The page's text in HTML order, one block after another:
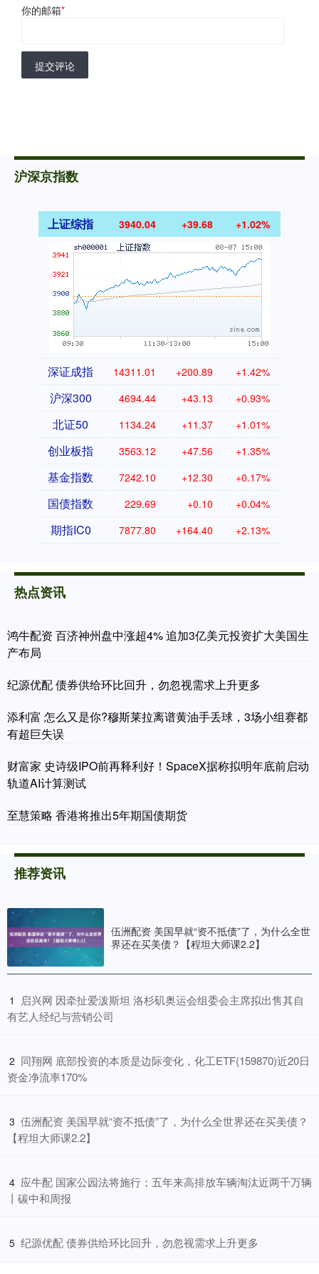
你的邮箱*
提交评论
沪深京指数
上证综指 3940.04 +39.68 +1.02%
深证成指 14311.01 +200.89 +1.42%
沪深300 4694.44 +43.13 +0.93%
北证50 1134.24 +11.37 +1.01%
创业板指 3563.12 +47.56 +1.35%
基金指数 7242.10 +12.30 +0.17%
国债指数 229.69 +0.10 +0.04%
期指IC0 7877.80 +164.40 +2.13%
热点资讯
鸿牛配资 百济神州盘中涨超4% 追加3亿美元投资扩大美国生
产布局
纪源优配 债券供给环比回升，勿忽视需求上升更多
添利富 怎么又是你?穆斯莱拉离谱黄油手丢球，3场小组赛都
有超巨失误
财富家 史诗级IPO前再释利好！SpaceX据称拟明年底前启动
轨道AI计算测试
至慧策略 香港将推出5年期国债期货
推荐资讯
伍洲配资 美国早就“资不抵债”了，为什么全世
界还在买美债？【程坦大师课2.2】
1
​启兴网 因牵扯爱泼斯坦 洛杉矶奥运会组委会主席拟出售其自
有艺人经纪与营销公司
2 ​同翔网 底部投资的本质是边际变化，化工ETF(159870)近20日
资金净流率170%
3 ​伍洲配资 美国早就“资不抵债”了，为什么全世界还在买美债？
【程坦大师课2.2】
4 ​应牛配 国家公园法将施行；五年来高排放车辆淘汰近两千万辆
丨碳中和周报
5 ​纪源优配 债券供给环比回升，勿忽视需求上升更多